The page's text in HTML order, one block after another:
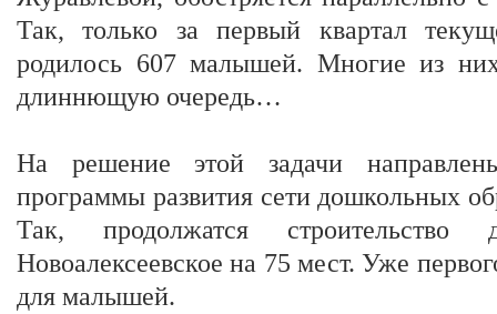
Так, только за первый квартал
родилось 607 малышей. Многие из
длиннющую очередь…
На решение этой задачи
программы развития сети дошкольных
Так, продолжатся
Новоалексеевское на 75 мест. Уже
для малышей.